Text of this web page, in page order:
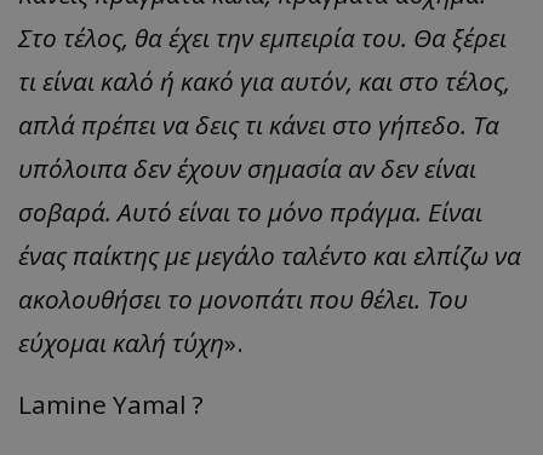
Στο τέλος, θα έχει την εμπειρία του. Θα ξέρει
τι είναι καλό ή κακό για αυτόν, και στο τέλος,
απλά πρέπει να δεις τι κάνει στο γήπεδο. Τα
υπόλοιπα δεν έχουν σημασία αν δεν είναι
σοβαρά. Αυτό είναι το μόνο πράγμα. Είναι
ένας παίκτης με μεγάλο ταλέντο και ελπίζω να
ακολουθήσει το μονοπάτι που θέλει. Του
εύχομαι καλή τύχη».
Lamine Yamal ?